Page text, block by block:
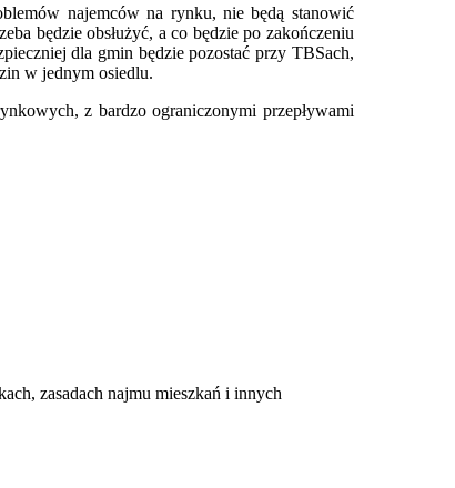
najemców na rynku, nie będą stanowić
będzie obsłużyć, a co będzie po zakończeniu
dla gmin będzie pozostać przy TBSach,
w jednym osiedlu.
z bardzo ograniczonymi przepływami
zasadach najmu mieszkań i innych